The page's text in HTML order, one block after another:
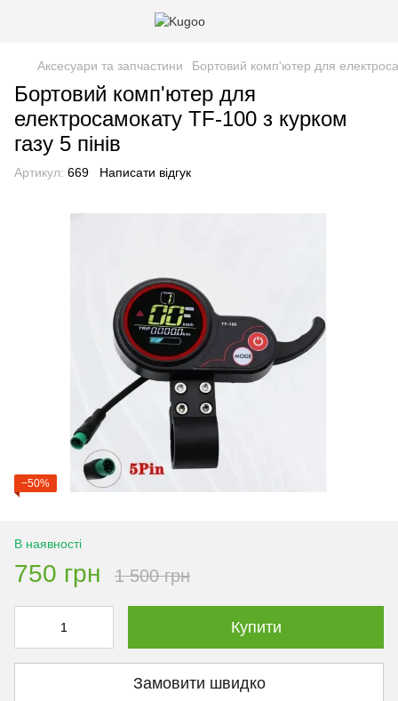
Аксесуари та запчастини Бортовий комп'ютер для
Бортовий комп'ютер для
електросамокату TF-100 з курком
газу 5 пінів
Артикул: 669 Написати відгук
−50%
В наявності
750 грн 1 500 грн
Купити
Замовити швидко